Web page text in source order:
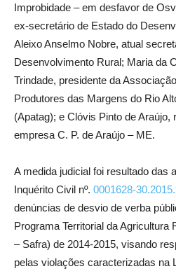
Improbidade – em desfavor de
ex-secretário de Estado do
Aleixo Anselmo Nobre, atual
Desenvolvimento Rural; Maria da
Trindade, presidente da
Produtores das Margens do Rio
(Apatag); e Clóvis Pinto de Araújo,
empresa C. P. de Araújo – ME.
A medida judicial foi resultado das
Inquérito Civil nº. 0001628-
denúncias de desvio de verba
Programa Territorial da Agricultura
– Safra) de 2014-2015, visando
pelas violações caracterizadas na